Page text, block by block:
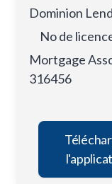
Dominion
No de
Mortgage
316456